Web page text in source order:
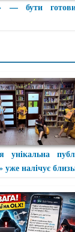
— бути
унікальна
налічує